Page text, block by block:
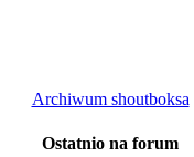
Archiwum shoutboksa
Ostatnio na forum